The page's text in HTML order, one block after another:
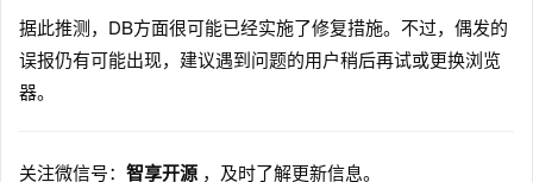
据此推测，DB方面很可能已经实施了修复措施。不过，偶发的
误报仍有可能出现，建议遇到问题的用户稍后再试或更换浏览
器。
关注微信号： 智享开源 ，及时了解更新信息。